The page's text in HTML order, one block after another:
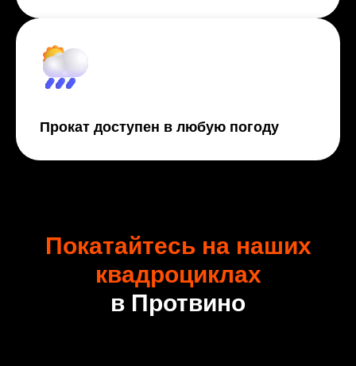
Прокат доступен в любую погоду
Покатайтесь на наших
квадроциклах
в Протвино